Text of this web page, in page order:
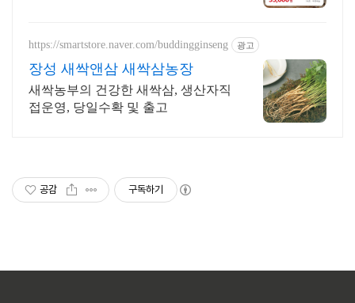
요.
https://smartstore.naver.com/buddingginseng 광고
장성 새싹앤삼 새싹삼농장
새싹농부의 건강한 새싹삼, 생산자직
접운영, 당일수확 및 출고
공감 구독하기